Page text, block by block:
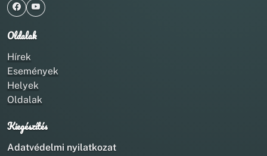
Oldalak
Hírek
Események
Helyek
Oldalak
Kiegészítés
Adatvédelmi nyilatkozat